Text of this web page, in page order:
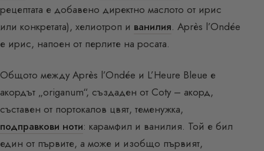
рецептата е добавено директно маслото от ирис
или конкретата), хелиотроп и ванилия. Après l’Ondée
е ирис, напоен от перлите на росата.
Общото между Après l’Ondée и L’Heure Bleue е
акордът „origanum“, създаден от Coty – акорд,
съставен от портокалов цвят, теменужка,
подправкови ноти: карамфил и ванилия. Той е бил
един от първите, а може и изобщо първият,